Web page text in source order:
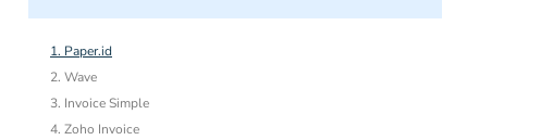
1. Paper.id
2. Wave
3. Invoice Simple
4. Zoho Invoice